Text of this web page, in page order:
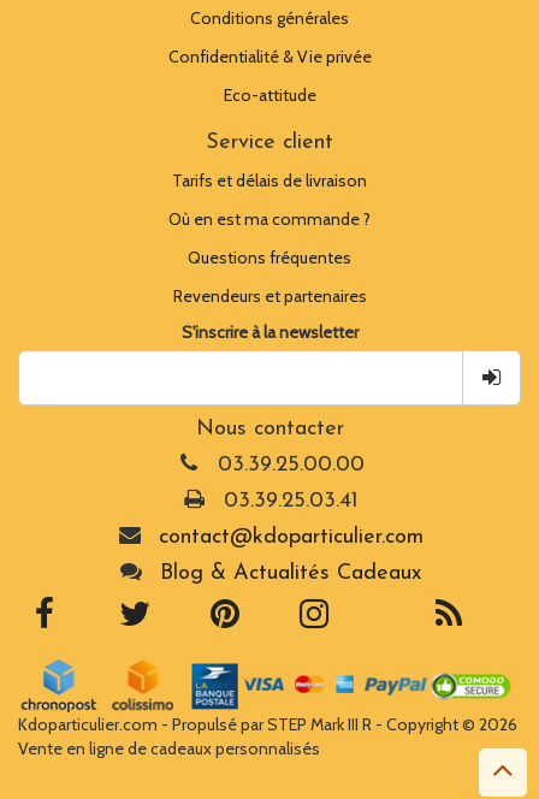
Conditions générales
Confidentialité & Vie privée
Eco-attitude
Service client
Tarifs et délais de livraison
Où en est ma commande ?
Questions fréquentes
Revendeurs et partenaires
S'inscrire à la newsletter
Nous contacter
03.39.25.00.00
03.39.25.03.41
contact@kdoparticulier.com
Blog & Actualités Cadeaux
Kdoparticulier.com - Propulsé par STEP Mark III R - Copyright © 2026
Vente en ligne de cadeaux personnalisés